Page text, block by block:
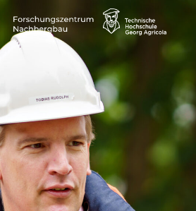
Drücken Sie Enter um die
starten oder ESC um die
schließen.